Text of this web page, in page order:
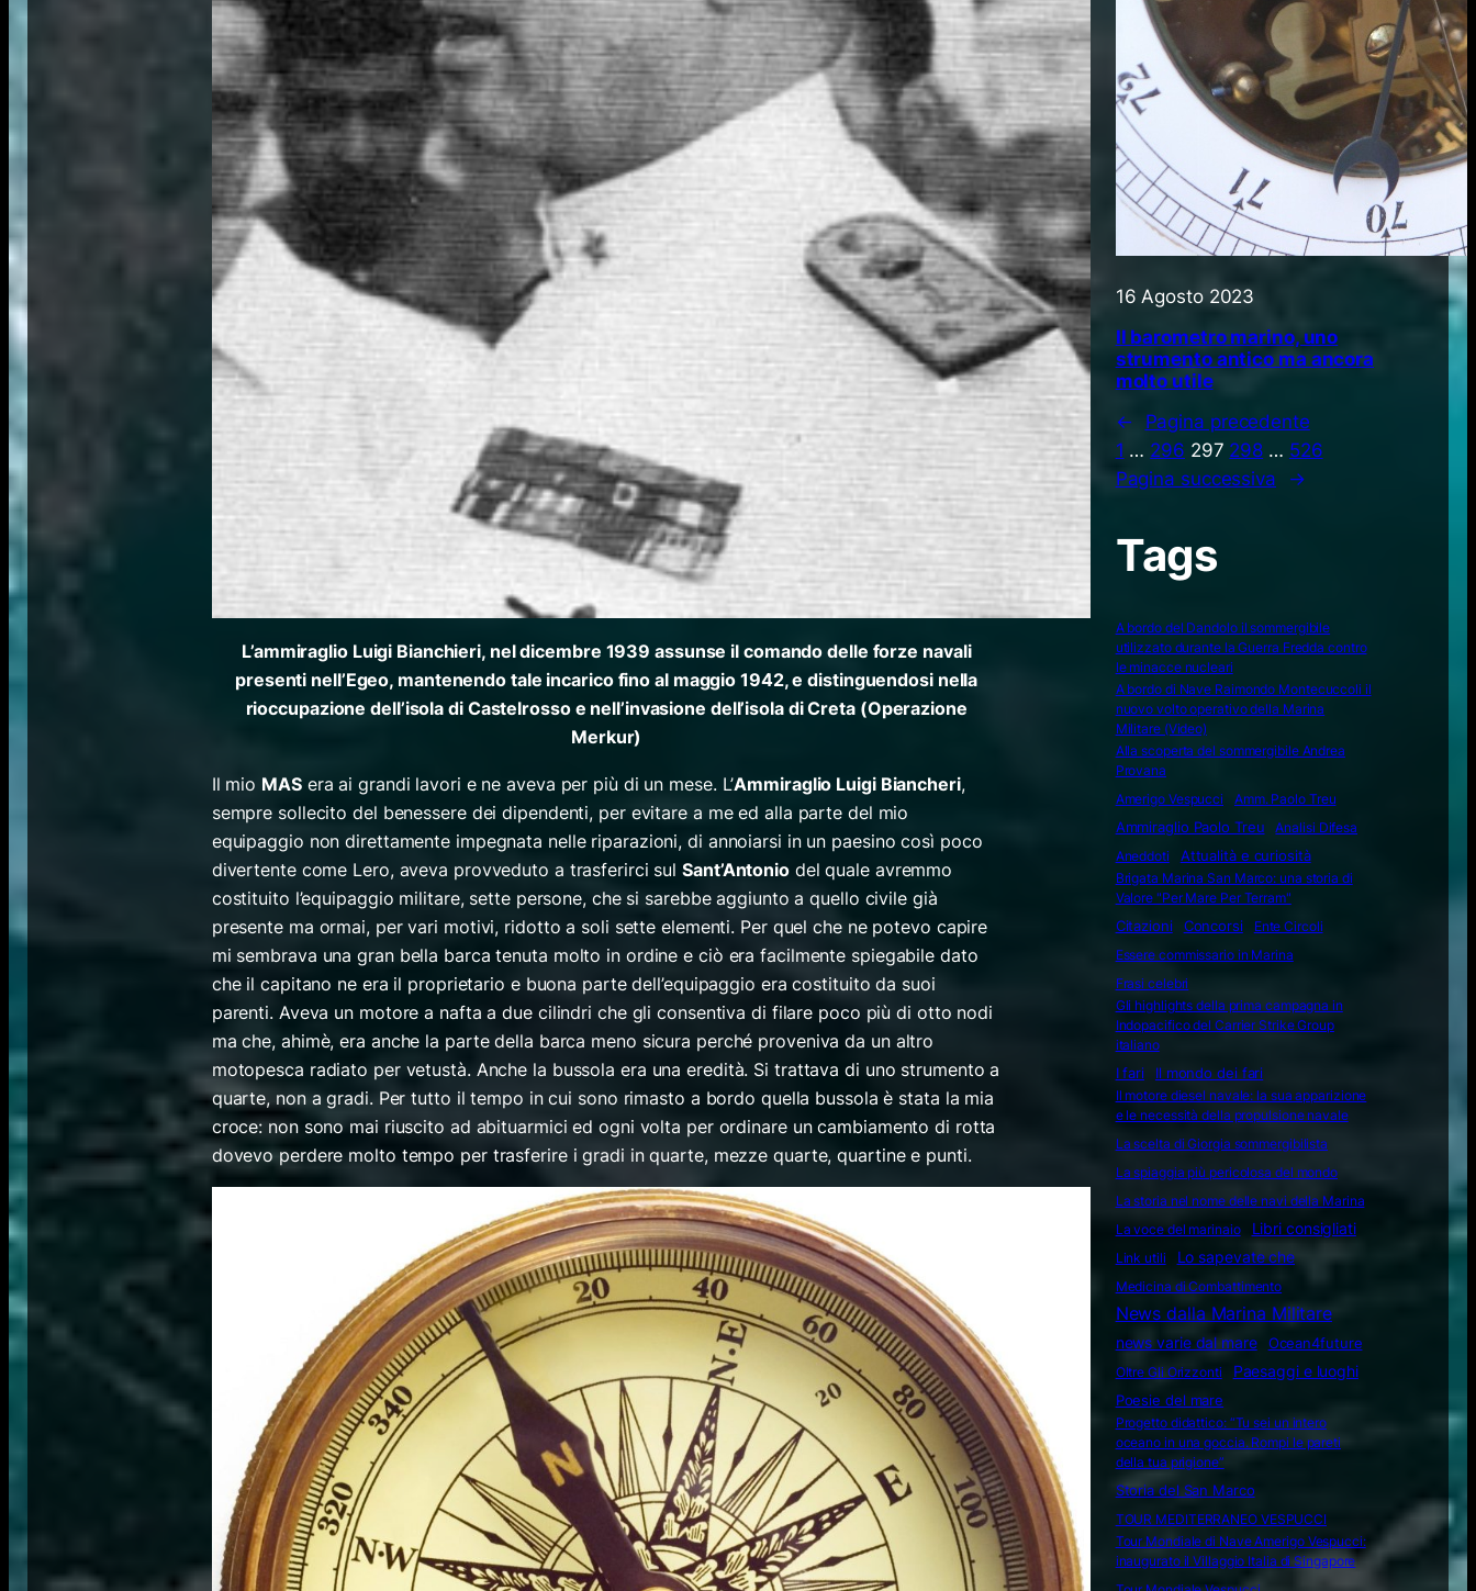
L’ammiraglio Luigi Bianchieri, nel dicembre 1939 assunse il comando delle forze navali
presenti nell’Egeo, mantenendo tale incarico fino al maggio 1942, e distinguendosi nella
rioccupazione dell’isola di Castelrosso e nell’invasione dell’isola di Creta (Operazione
Merkur)
Il mio MASera ai grandi lavori e ne aveva per più di un mese. L’Ammiraglio Luigi Biancheri,
sempre sollecito del benessere dei dipendenti, per evitare a me ed alla parte del mio
equipaggio non direttamente impegnata nelle riparazioni, di annoiarsi in un paesino così poco
divertente come Lero, aveva provveduto a trasferirci sulSant’Antoniodel quale avremmo
costituito l’equipaggio militare, sette persone, che si sarebbe aggiunto a quello civile già
presente ma ormai, per vari motivi, ridotto a soli sette elementi. Per quel che ne potevo capire
mi sembrava una gran bella barca tenuta molto in ordine e ciò era facilmente spiegabile dato
che il capitano ne era il proprietario e buona parte dell’equipaggio era costituito da suoi
parenti. Aveva un motore a nafta a due cilindri che gli consentiva di filare poco più di otto nodi
ma che, ahimè, era anche la parte della barca meno sicura perché proveniva da un altro
motopesca radiato per vetustà. Anche la bussola era una eredità. Si trattava di uno strumento a
quarte, non a gradi. Per tutto il tempo in cui sono rimasto a bordo quella bussola è stata la mia
croce: non sono mai riuscito ad abituarmici ed ogni volta per ordinare un cambiamento di rotta
dovevo perdere molto tempo per trasferire i gradi in quarte, mezze quarte, quartine e punti.
16 Agosto 2023
Il barometro marino, uno
strumento antico ma ancora
molto utile
←
Pagina precedente
1 … 296 297 298 … 526
Pagina successiva
→
Tags
A bordo del Dandolo il sommergibile
utilizzato durante la Guerra Fredda contro
le minacce nucleari
A bordo di Nave Raimondo Montecuccoli il
nuovo volto operativo della Marina
Militare (Video)
Alla scoperta del sommergibile Andrea
Provana
Amerigo Vespucci
Amm. Paolo Treu
Ammiraglio Paolo Treu
Analisi Difesa
Aneddoti
Attualità e curiosità
Brigata Marina San Marco: una storia di
Valore "Per Mare Per Terram"
Citazioni
Concorsi
Ente Circoli
Essere commissario in Marina
Frasi celebri
Gli highlights della prima campagna in
Indopacifico del Carrier Strike Group
italiano
I fari
Il mondo dei fari
Il motore diesel navale: la sua apparizione
e le necessità della propulsione navale
La scelta di Giorgia sommergibilista
La spiaggia più pericolosa del mondo
La storia nel nome delle navi della Marina
La voce del marinaio
Libri consigliati
Link utili Lo sapevate che
Medicina di Combattimento
News dalla Marina Militare
news varie dal mare Ocean4future
Oltre Gli Orizzonti
Paesaggi e luoghi
Poesie del mare
Progetto didattico: “Tu sei un intero
oceano in una goccia. Rompi le pareti
della tua prigione”
Storia del San Marco
TOUR MEDITERRANEO VESPUCCI
Tour Mondiale di Nave Amerigo Vespucci:
inaugurato il Villaggio Italia di Singapore